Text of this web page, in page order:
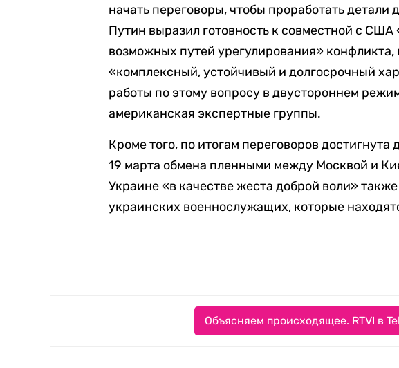
начать переговоры, чтобы проработать детали
Путин выразил готовность к совместной с
возможных путей урегулирования» конфликта,
«комплексный, устойчивый и долгосрочный
работы по этому вопросу в двустороннем
американская экспертные группы.
Кроме того, по итогам переговоров достигнута
19 марта обмена пленными между Москвой и
Украине «в качестве жеста доброй воли»
украинских военнослужащих, которые
Объясняем происходящее. RTVI в